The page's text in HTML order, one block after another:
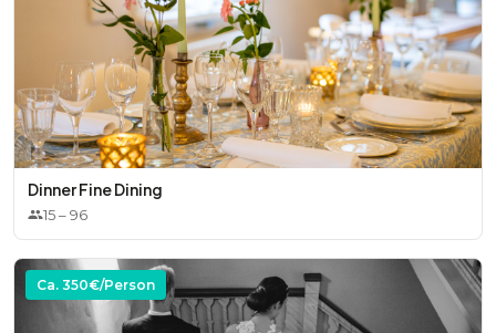
Dinner Fine Dining
15–96
Ca. 350€/Person